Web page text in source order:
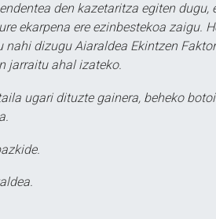
den kazetaritza egiten dugu,
ekarpena ere ezinbestekoa zaigu.
nahi dizugu Aiaraldea Ekintzen
jarraitu ahal izateko.
ugari dituzte gainera, beheko